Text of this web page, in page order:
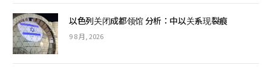
以色列关闭成都领馆 分析：中以关系现裂痕
9 8 月, 2026